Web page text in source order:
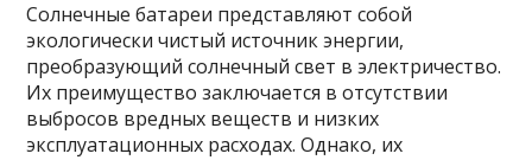
Солнечные батареи представляют собой
экологически чистый источник энергии,
преобразующий солнечный свет в электричество.
Их преимущество заключается в отсутствии
выбросов вредных веществ и низких
эксплуатационных расходах. Однако, их